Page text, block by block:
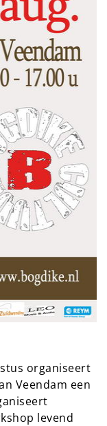
organiseert
Veendam een
levend